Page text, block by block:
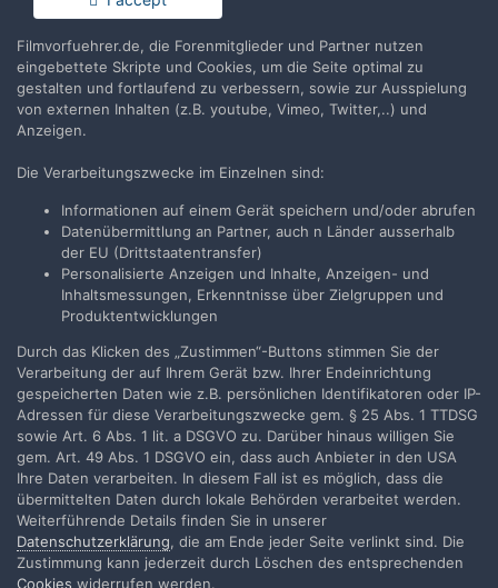
Jetzt anmelden
Teilen Folgen
Zur Themenübersicht
Filmvorführer.de via Google durchsuchen:
Sprache
Impressum / Datenschutzerklärung
Nutzungsbedingungen
Realisierung: IN-Solution
Powered by Invision Community
Filmvorfuehrer.de, die Forenmitglieder und Partner nutzen
eingebettete Skripte und Cookies, um die Seite optimal zu
gestalten und fortlaufend zu verbessern, sowie zur Ausspielung
von externen Inhalten (z.B. youtube, Vimeo, Twitter,..) und
Anzeigen.
Die Verarbeitungszwecke im Einzelnen sind:
Informationen auf einem Gerät speichern und/oder abrufen
Datenübermittlung an Partner, auch n Länder ausserhalb
der EU (Drittstaatentransfer)
Personalisierte Anzeigen und Inhalte, Anzeigen- und
Inhaltsmessungen, Erkenntnisse über Zielgruppen und
Produktentwicklungen
Durch das Klicken des „Zustimmen“-Buttons stimmen Sie der
Verarbeitung der auf Ihrem Gerät bzw. Ihrer Endeinrichtung
gespeicherten Daten wie z.B. persönlichen Identifikatoren oder IP-
Adressen für diese Verarbeitungszwecke gem. § 25 Abs. 1 TTDSG
sowie Art. 6 Abs. 1 lit. a DSGVO zu. Darüber hinaus willigen Sie
gem. Art. 49 Abs. 1 DSGVO ein, dass auch Anbieter in den USA
Ihre Daten verarbeiten. In diesem Fall ist es möglich, dass die
übermittelten Daten durch lokale Behörden verarbeitet werden.
Weiterführende Details finden Sie in unserer
Datenschutzerklärung, die am Ende jeder Seite verlinkt sind. Die
Zustimmung kann jederzeit durch Löschen des entsprechenden
Cookies widerrufen werden.